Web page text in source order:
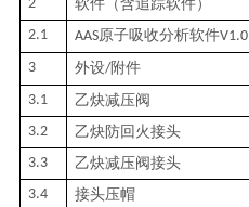
2
软件（含追踪软件）
2.1
AAS原子吸收分析软件V1.0
3
外设/附件
3.1
乙炔减压阀
3.2
乙炔防回火接头
3.3
乙炔减压阀接头
3.4
接头压帽